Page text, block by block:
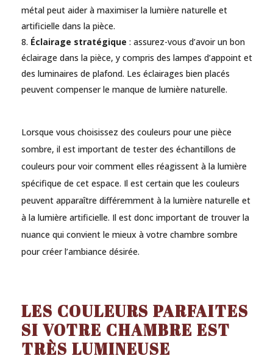
métal peut aider à maximiser la lumière naturelle et
artificielle dans la pièce.
Éclairage stratégique : assurez-vous d’avoir un bon
éclairage dans la pièce, y compris des lampes d’appoint et
des luminaires de plafond. Les éclairages bien placés
peuvent compenser le manque de lumière naturelle.
Lorsque vous choisissez des couleurs pour une pièce
sombre, il est important de tester des échantillons de
couleurs pour voir comment elles réagissent à la lumière
spécifique de cet espace. Il est certain que les couleurs
peuvent apparaître différemment à la lumière naturelle et
à la lumière artificielle. Il est donc important de trouver la
nuance qui convient le mieux à votre chambre sombre
pour créer l’ambiance désirée.
LES COULEURS PARFAITES
SI VOTRE CHAMBRE EST
TRÈS LUMINEUSE